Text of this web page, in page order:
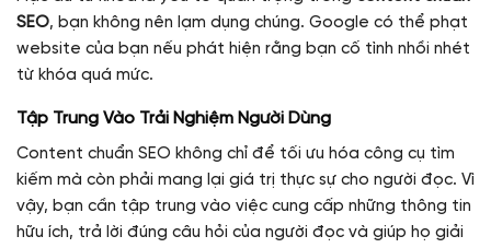
SEO, bạn không nên lạm dụng chúng. Google có thể phạt
website của bạn nếu phát hiện rằng bạn cố tình nhồi nhét
từ khóa quá mức.
Tập Trung Vào Trải Nghiệm Người Dùng
Content chuẩn SEO không chỉ để tối ưu hóa công cụ tìm
kiếm mà còn phải mang lại giá trị thực sự cho người đọc. Vì
vậy, bạn cần tập trung vào việc cung cấp những thông tin
hữu ích, trả lời đúng câu hỏi của người đọc và giúp họ giải